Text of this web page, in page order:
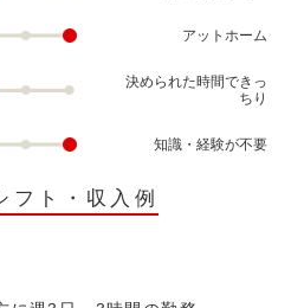
アットホーム
決められた時間できっ
ちり
知識・経験が不要
フト・収入例